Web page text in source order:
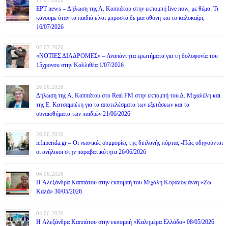
ΕΡΤ news – Δήλωση της Α. Καππάτου στην εκπομπή live now, με θέμα: Τι
κάνουμε όταν τα παιδιά είναι μπροστά δε μια οθόνη και το καλοκαίρι;
16/07/2026
02.07.2026
«ΝΟΤΙΕΣ ΔΙΑΔΡΟΜΕΣ» – Αναπάντητα ερωτήματα για τη δολοφονία του
15χρονου στην Καλλιθέα 1/07/2026
26.06.2026
Δήλωση της Α. Καππάτου στο Real FM στην εκπομπή του Δ. Μιχαλέλη και
της Ε. Κατσαμπέκη για τα αποτελέσματα των εξετάσεων και τα
συναισθήματα των παιδιών 21/06/2026
26.06.2026
iefimerida.gr – Οι νεανικές συμμορίες της διπλανής πόρτας -Πώς οδηγούνται
οι ανήλικοι στην παραβατικότητα 26/06/2026
04.06.2026
H Αλεξάνδρα Καππάτου στην εκπομπή του Μιχάλη Κεφαλογιάννη «Ζω
Καλά» 30/05/2026
04.06.2026
H Αλεξάνδρα Καππάτου στην εκπομπή «Καλημέρα Ελλάδα» 08/05/2026